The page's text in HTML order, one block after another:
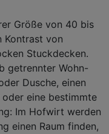
Größe von 40 bis
Kontrast von
Stuckdecken.
getrennter Wohn-
Dusche, einen
oder eine bestimmte
Im Hofwirt werden
einen Raum finden,